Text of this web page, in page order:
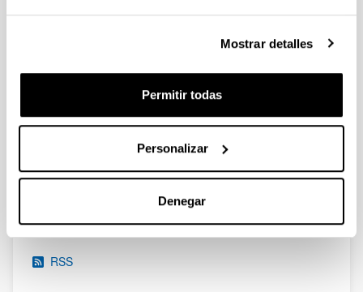
Mostrar detalles
Permitir todas
Personalizar
Denegar
18/04/2024 Se ha publicado la convocatoria
PROYECTOS ETORKIZUNA ERAIKIZ GIPUZKOA TALDEAN
Plazo de presentación cerrado: 24/05/2023 - 19/06/2023 12:00
24/05/2023 - Se han modificado los documentos de
PáginaPáginas intermedias Use TAB para desplazarse.
PáginaPáginaPáginaPáginas intermedias
Página
Noticias
RSS